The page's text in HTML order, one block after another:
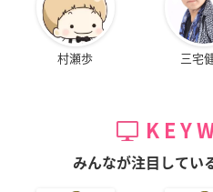
村瀬歩 三宅
みんなが注目してい